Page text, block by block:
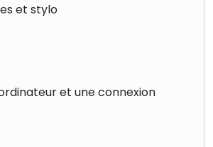
et stylo
et une connexion